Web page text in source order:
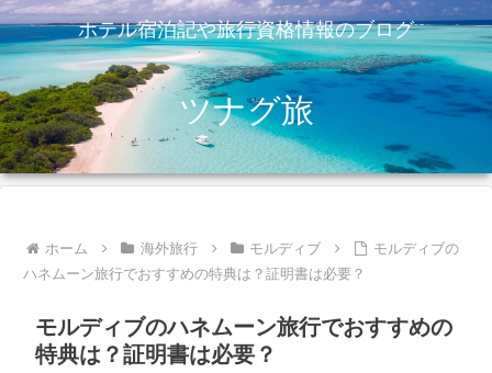
ホテル宿泊記や旅行資格情報のブログ
ツナグ旅
ホーム 海外旅行 モルディブ
モルディブの
ハネムーン旅行でおすすめの特典は？証明書は必要？
モルディブのハネムーン旅行でおすすめの
特典は？証明書は必要？